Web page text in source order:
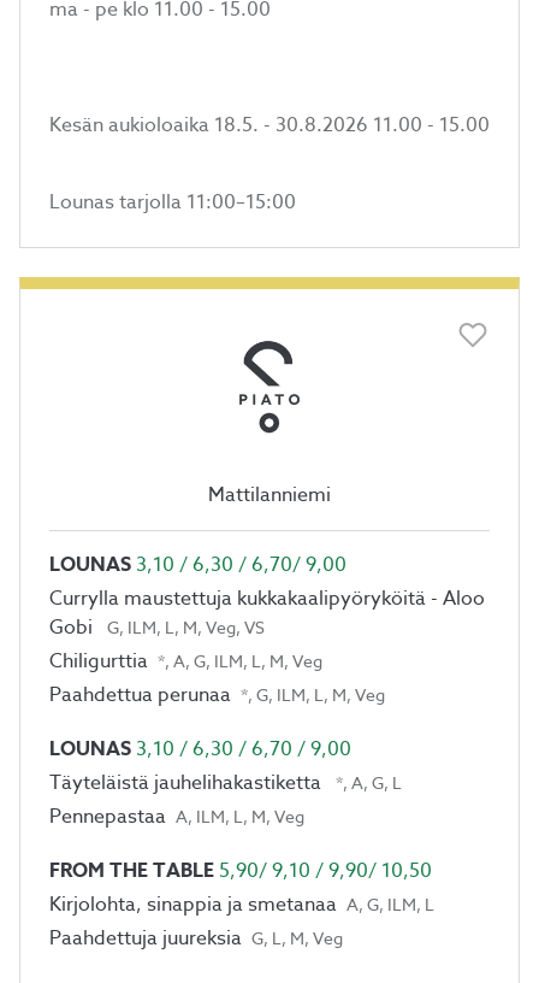
ma - pe klo 11.00 - 15.00
Kesän aukioloaika 18.5. - 30.8.2026 11.00 - 15.00
Lounas tarjolla 11:00–15:00
Mattilanniemi
LOUNAS 3,10 / 6,30 / 6,70/ 9,00
Currylla maustettuja kukkakaalipyöryköitä - Aloo
Gobi
G, ILM, L, M, Veg, VS
Chiligurttia *, A, G, ILM, L, M, Veg
Paahdettua perunaa *, G, ILM, L, M, Veg
LOUNAS 3,10 / 6,30 / 6,70 / 9,00
Täyteläistä jauhelihakastiketta
*, A, G, L
Pennepastaa A, ILM, L, M, Veg
FROM THE TABLE 5,90/ 9,10 / 9,90/ 10,50
Kirjolohta, sinappia ja smetanaa A, G, ILM, L
Paahdettuja juureksia G, L, M, Veg